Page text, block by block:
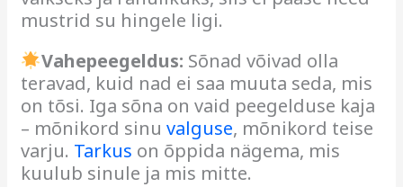
mustrid su hingele ligi.
Vahepeegeldus: Sõnad võivad olla
teravad, kuid nad ei saa muuta seda, mis
on tõsi. Iga sõna on vaid peegelduse kaja
– mõnikord sinuvalguse, mõnikord teise
varju. Tarkus on õppida nägema, mis
kuulub sinule ja mis mitte.